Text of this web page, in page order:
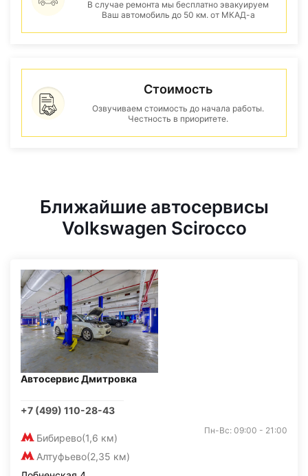
В случае ремонта мы бесплатно эвакуируем
Ваш автомобиль до 50 км. от МКАД-а
Стоимость
Озвучиваем стоимость до начала работы.
Честность в приоритете.
Ближайшие автосервисы
Volkswagen Scirocco
Автосервис Дмитровка
+7 (499) 110-28-43
Бибирево(1,6 км)
Алтуфьево(2,35 км)
Пн-Вс: 09:00 - 21:00